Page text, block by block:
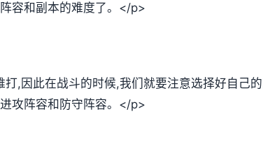
容和副本的难度了。</p>
,因此在战斗的时候,我们就要注意选择好自己
攻阵容和防守阵容。</p>